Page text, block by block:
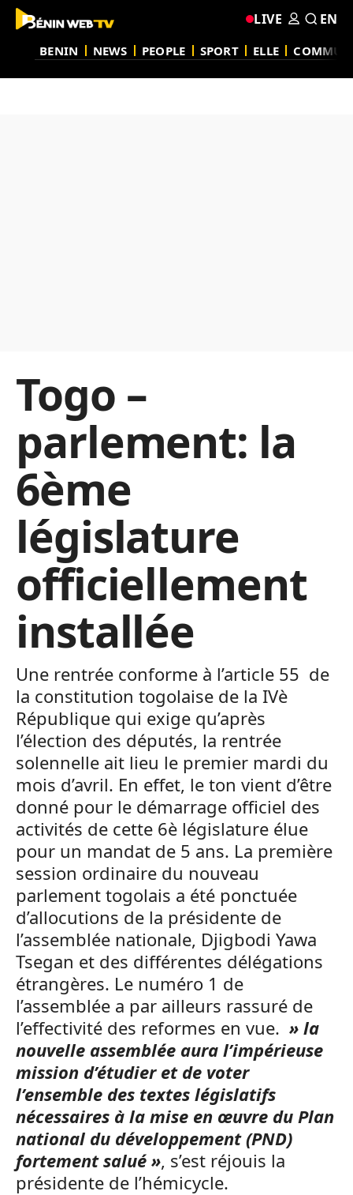
BENIN NEWS PEOPLE SPORT ELLE
LIVE EN
Togo –
parlement: la
6ème
législature
officiellement
installée
Une rentrée conforme à l’article 55 de
la constitution togolaise de la IVè
République qui exige qu’après
l’élection des députés, la rentrée
solennelle ait lieu le premier mardi du
mois d’avril. En effet, le ton vient d’être
donné pour le démarrage officiel des
activités de cette 6è législature élue
pour un mandat de 5 ans. La première
session ordinaire du nouveau
parlement togolais a été ponctuée
d’allocutions de la présidente de
l’assemblée nationale, Djigbodi Yawa
Tsegan et des différentes délégations
étrangères. Le numéro 1 de
l’assemblée a par ailleurs rassuré de
l’effectivité des reformes en vue. » la
nouvelle assemblée aura l’impérieuse
mission d’étudier et de voter
l’ensemble des textes législatifs
nécessaires à la mise en œuvre du Plan
national du développement (PND)
fortement salué », s’est réjouis la
présidente de l’hémicycle.